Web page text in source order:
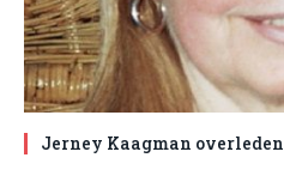
Jerney Kaagman overleden